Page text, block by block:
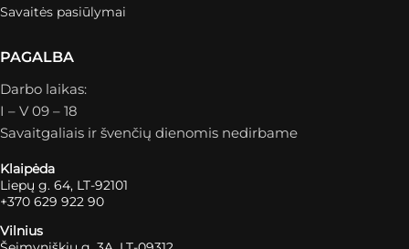
Savaitės pasiūlymai
PAGALBA
Darbo laikas:
I – V 09 – 18
Savaitgaliais ir švenčių dienomis nedirbame
Klaipėda
Liepų g. 64, LT-92101
+370 629 922 90
Vilnius